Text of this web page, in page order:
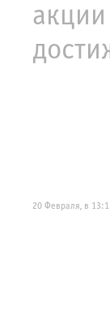
20 Февраля, в